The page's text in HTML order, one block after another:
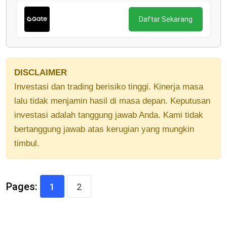
Daftar Sekarang
DISCLAIMER
Investasi dan trading berisiko tinggi. Kinerja masa
lalu tidak menjamin hasil di masa depan. Keputusan
investasi adalah tanggung jawab Anda. Kami tidak
bertanggung jawab atas kerugian yang mungkin
timbul.
Pages: 1 2